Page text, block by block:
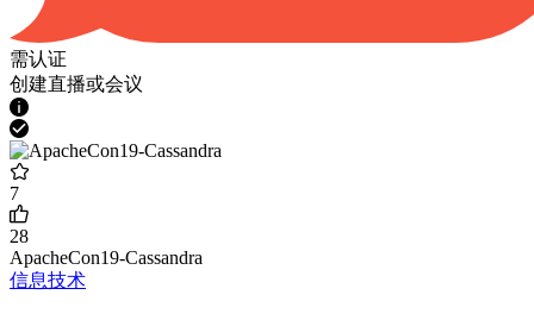
需认证
创建直播或会议
7
28
ApacheCon19-Cassandra
信息技术